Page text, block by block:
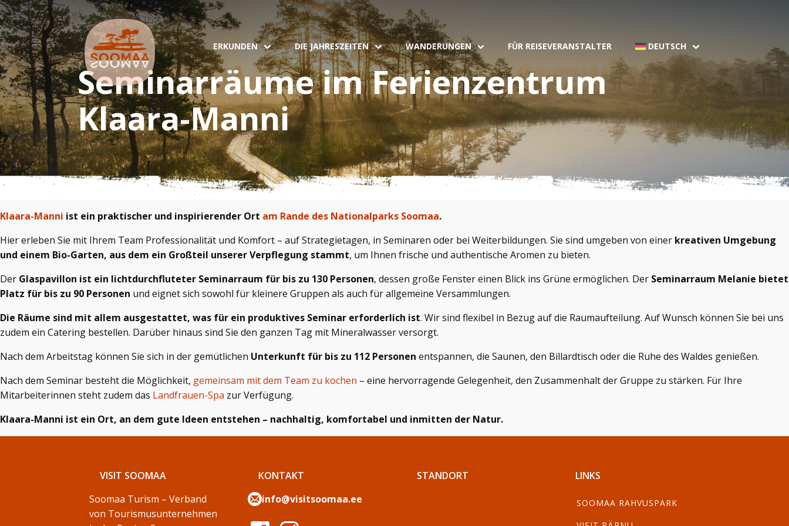
ERKUNDEN DIE JAHRESZEITEN WANDERUNGEN FÜR REISEVERANSTALTER DEUTSCH
Seminarräume im Ferienzentrum
Klaara-Manni
Klaara-Manni ist ein praktischer und inspirierender Ort am Rande des Nationalparks Soomaa.
Hier erleben Sie mit Ihrem Team Professionalität und Komfort – auf Strategietagen, in Seminaren oder bei Weiterbildungen. Sie sind umgeben von einer kreativen Umgebung
und einem Bio-Garten, aus dem ein Großteil unserer Verpflegung stammt, um Ihnen frische und authentische Aromen zu bieten.
Der Glaspavillon ist ein lichtdurchfluteter Seminarraum für bis zu 130 Personen, dessen große Fenster einen Blick ins Grüne ermöglichen. Der Seminarraum Melanie bietet
Platz für bis zu 90 Personen und eignet sich sowohl für kleinere Gruppen als auch für allgemeine Versammlungen.
Die Räume sind mit allem ausgestattet, was für ein produktives Seminar erforderlich ist. Wir sind flexibel in Bezug auf die Raumaufteilung. Auf Wunsch können Sie bei uns
zudem ein Catering bestellen. Darüber hinaus sind Sie den ganzen Tag mit Mineralwasser versorgt.
Nach dem Arbeitstag können Sie sich in der gemütlichen Unterkunft für bis zu 112 Personen entspannen, die Saunen, den Billardtisch oder die Ruhe des Waldes genießen.
Nach dem Seminar besteht die Möglichkeit, gemeinsam mit dem Team zu kochen – eine hervorragende Gelegenheit, den Zusammenhalt der Gruppe zu stärken. Für Ihre
Mitarbeiterinnen steht zudem das Landfrauen-Spa zur Verfügung.
Klaara-Manni ist ein Ort, an dem gute Ideen entstehen – nachhaltig, komfortabel und inmitten der Natur.
VISIT SOOMAA
Soomaa Turism – Verband
von Tourismusunternehmen
KONTAKT
info@visitsoomaa.ee
STANDORT LINKS
SOOMAA RAHVUSPARK